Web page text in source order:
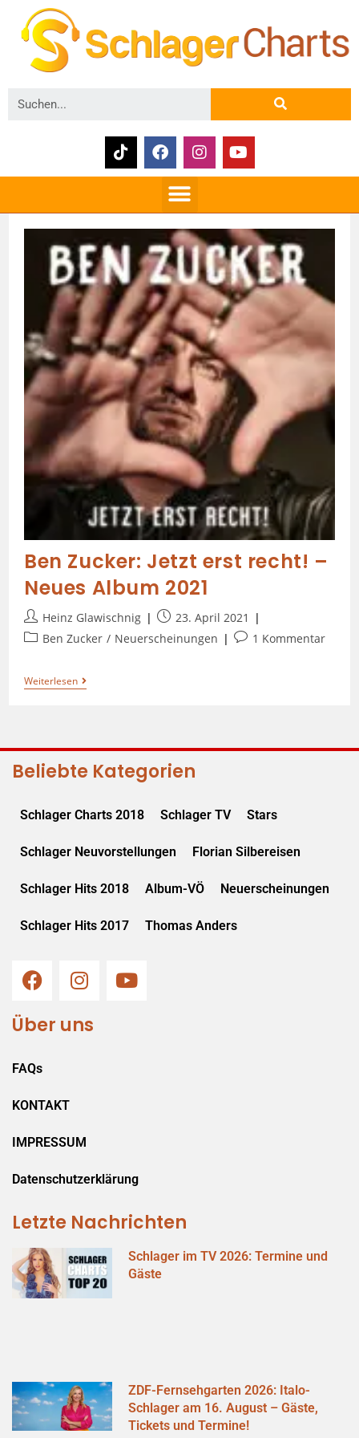
Ben Zucker: Jetzt erst recht! –
Neues Album 2021
Heinz Glawischnig
23. April 2021
Ben Zucker / Neuerscheinungen 1 Kommentar
Weiterlesen
Beliebte Kategorien
Schlager Charts 2018 Schlager TV Stars
Schlager Neuvorstellungen Florian Silbereisen
Schlager Hits 2018 Album-VÖ Neuerscheinungen
Schlager Hits 2017 Thomas Anders
Über uns
FAQs
KONTAKT
IMPRESSUM
Datenschutzerklärung
Letzte Nachrichten
Schlager im TV 2026: Termine und
Gäste
ZDF-Fernsehgarten 2026: Italo-
Schlager am 16. August – Gäste,
Tickets und Termine!